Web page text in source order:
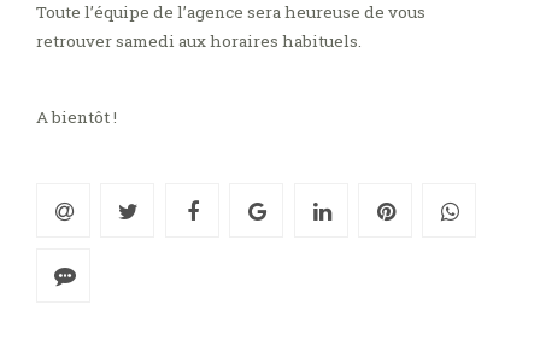
Toute l’équipe de l’agence sera heureuse de vous
retrouver samedi aux horaires habituels.
A bientôt !